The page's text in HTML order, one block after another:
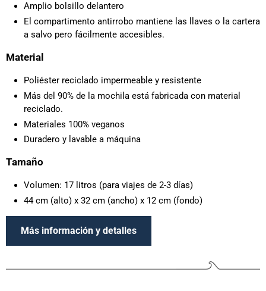
Amplio bolsillo delantero
El compartimento antirrobo mantiene las llaves o la cartera
a salvo pero fácilmente accesibles.
Material
Poliéster reciclado impermeable y resistente
Más del 90% de la mochila está fabricada con material
reciclado.
Materiales 100% veganos
Duradero y lavable a máquina
Tamaño
Volumen: 17 litros (para viajes de 2-3 días)
44 cm (alto) x 32 cm (ancho) x 12 cm (fondo)
Más información y detalles